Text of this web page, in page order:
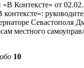
Контексте» от
контексте»:
Севастополя
местного
10